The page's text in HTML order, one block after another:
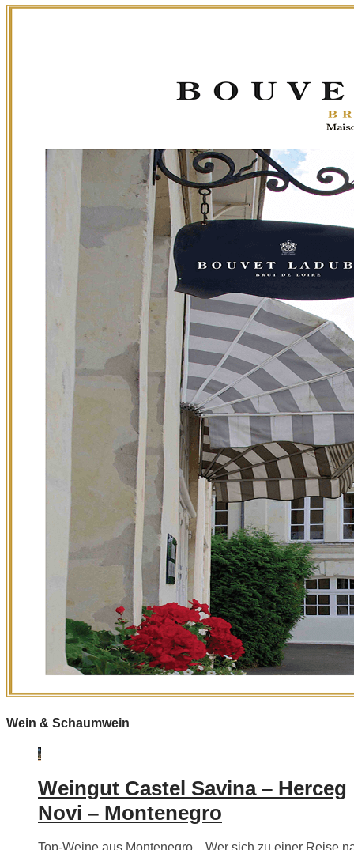
Wein & Schaumwein
Weingut Castel Savina – Herceg
Novi – Montenegro
Top-Weine aus Montenegro…Wer sich zu einer Reise